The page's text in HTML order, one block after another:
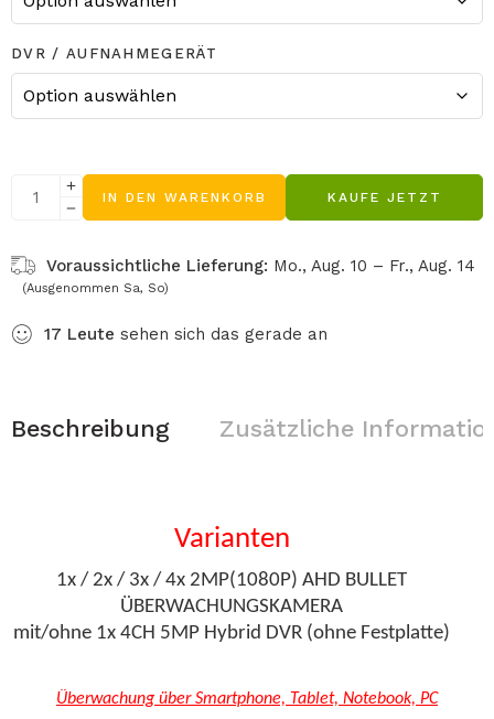
DVR / AUFNAHMEGERÄT
IN DEN WARENKORB KAUFE JETZT
Voraussichtliche Lieferung: Mo., Aug. 10 – Fr., Aug. 14
(Ausgenommen Sa, So)
17 Leute sehen sich das gerade an
Beschreibung Zusätzliche
Varianten
1x / 2x / 3x / 4x 2MP(1080P) AHD BULLET
ÜBERWACHUNGSKAMERA
mit/ohne 1x 4CH 5MP Hybrid DVR (ohne Festplatte)
Überwachung über Smartphone, Tablet, Notebook, PC